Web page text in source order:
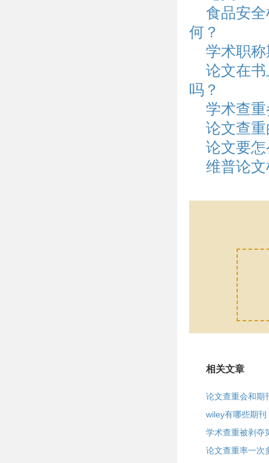
食品安
何？
学术职
论文在
吗？
学术查
论文查
论文要
维普论
相关文章
论文查重会和期
wiley有哪些期刊
学术查重被剥夺
论文查重率一次